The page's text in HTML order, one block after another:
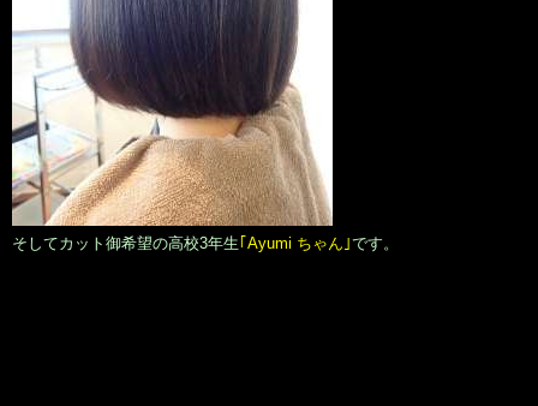
そしてカット御希望の高校3年生｢Ayumi ちゃん｣です。